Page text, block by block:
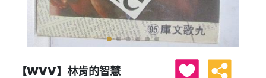
【WVV】林肯的智慧